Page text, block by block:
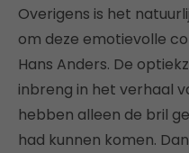
Overigens is het
om deze emotievolle
Hans Anders. De
inbreng in het verhaal
hebben alleen de bril
had kunnen komen.